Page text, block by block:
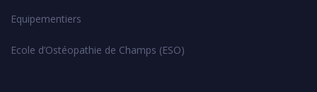
Equipementiers
Ecole d’Ostéopathie de Champs (ESO)